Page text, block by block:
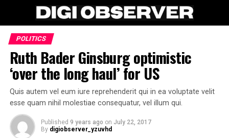
POLITICS
Ruth Bader Ginsburg optimistic
‘over the long haul’ for US
Quis autem vel eum iure reprehenderit qui in ea voluptate velit
esse quam nihil molestiae consequatur, vel illum qui.
Published 9 years ago on July 22, 2017
By digiobserver_yzuvhd